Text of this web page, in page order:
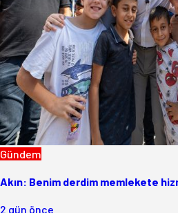
Gündem
Akın: Benim derdim memlekete
2 gün önce